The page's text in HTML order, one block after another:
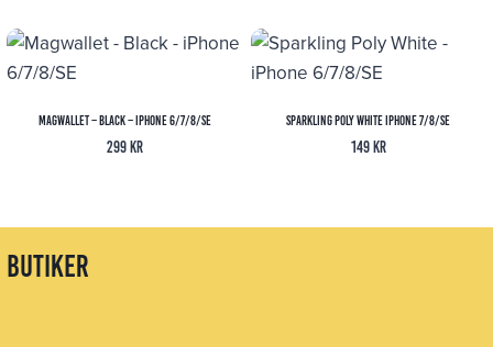
Magwallet – Black – iPhone 6/7/8/SE
299 kr
Sparkling Poly White iPhone 7/8/SE
149 kr
butiker